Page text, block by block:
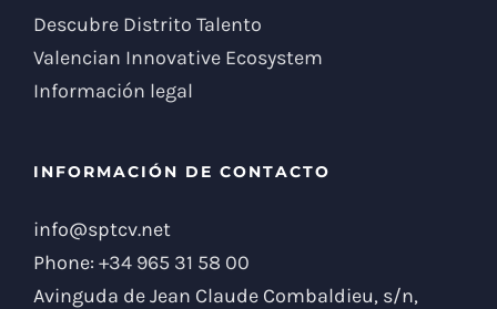
Descubre Distrito Talento
Valencian Innovative Ecosystem
Información legal
INFORMACIÓN DE CONTACTO
info@sptcv.net
Phone: +34 965 31 58 00
Avinguda de Jean Claude Combaldieu, s/n,